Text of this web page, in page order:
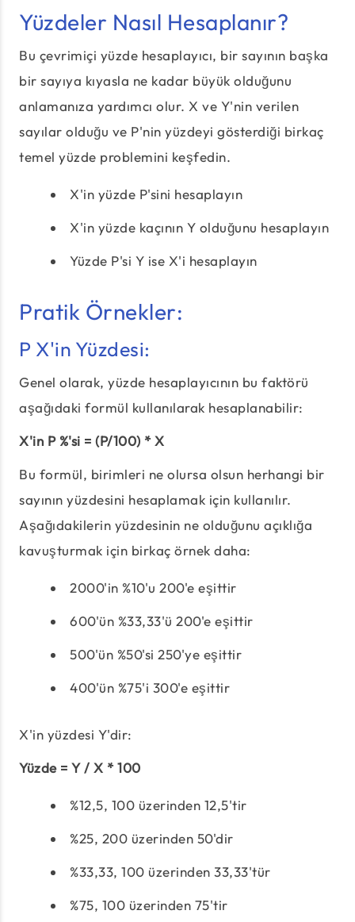
Yüzdeler Nasıl Hesaplanır?
Bu çevrimiçi yüzde hesaplayıcı, bir sayının başka
bir sayıya kıyasla ne kadar büyük olduğunu
anlamanıza yardımcı olur. X ve Y'nin verilen
sayılar olduğu ve P'nin yüzdeyi gösterdiği birkaç
temel yüzde problemini keşfedin.
X'in yüzde P'sini hesaplayın
X'in yüzde kaçının Y olduğunu hesaplayın
Yüzde P'si Y ise X'i hesaplayın
Pratik Örnekler:
P X'in Yüzdesi:
Genel olarak, yüzde hesaplayıcının bu faktörü
aşağıdaki formül kullanılarak hesaplanabilir:
X'in P %'si = (P/100) * X
Bu formül, birimleri ne olursa olsun herhangi bir
sayının yüzdesini hesaplamak için kullanılır.
Aşağıdakilerin yüzdesinin ne olduğunu açıklığa
kavuşturmak için birkaç örnek daha:
2000'in %10'u 200'e eşittir
600'ün %33,33'ü 200'e eşittir
500'ün %50'si 250'ye eşittir
400'ün %75'i 300'e eşittir
X'in yüzdesi Y'dir:
Yüzde = Y / X * 100
%12,5, 100 üzerinden 12,5'tir
%25, 200 üzerinden 50'dir
%33,33, 100 üzerinden 33,33'tür
%75, 100 üzerinden 75'tir